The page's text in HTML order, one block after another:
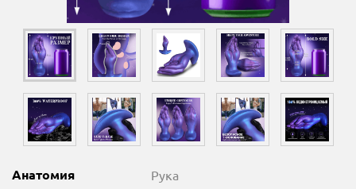
Анатомия Рука